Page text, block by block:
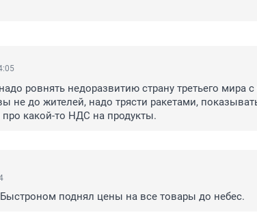
ровнять недоразвитию страну третьего мира с
не до жителей, надо трясти ракетами,
про какой-то НДС на продукты.
поднял цены на все товары до небес.